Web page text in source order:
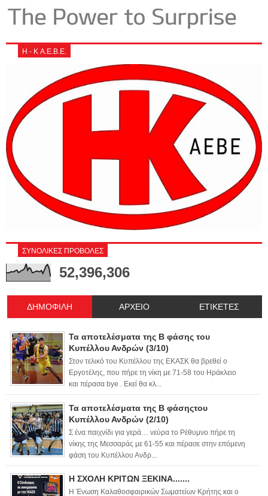
Η - Κ Α.Ε.Β.Ε.
ΣΥΝΟΛΙΚΕΣ ΠΡΟΒΟΛΕΣ
52,396,306
ΔΗΜΟΦΙΛΗ ΑΡΧΕΙΟ ΕΤΙΚΕΤΕΣ
Τα αποτελέσματα της Β φάσης του
Κυπέλλου Ανδρών (3/10)
Στον τελικό του Κυπέλλου της ΕΚΑΣΚ θα βρεθεί ο
Εργοτέλης, που πήρε τη νίκη με 71-58 του Ηράκλειο
και πέρασα bye . Εκεί θα κλ...
Τα αποτελέσματα της Β φάσηςτου
Κυπέλλου Ανδρών (2/10)
Σ ένα παιχνίδι για γερά… νεύρα το Ρέθυμνο πήρε τη
νίκης της Μεσσαράς με 61-55 και πέρασε στην επόμενη
φάση του Κυπέλλου Ανδρ...
Η ΣΧΟΛΗ ΚΡΙΤΩΝ ΞΕΚΙΝΑ.......
Η Ένωση Καλαθοσφαιρικών Σωματείων Κρήτης και ο